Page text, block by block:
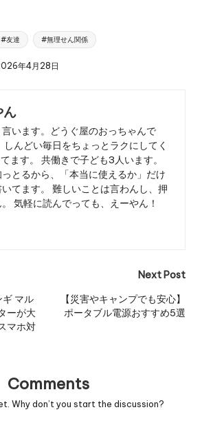
#友達 #無理せん関係
年4月28日
ん
います。どうぐ屋のおっちゃんで
んどい毎日をちょっとラクにしてく
す。 共働きで子ども3人います。
とるから、「本当に使えるか」だけ
てます。 難しいことは言わんし、押
気軽に読んでっても、えーやん！
ギ マル
ーが大
マホ対
Next Post
【災害やキャンプでも安心】
ポータブル電源おすすめ5選
Comments
Why don’t you start the discussion?